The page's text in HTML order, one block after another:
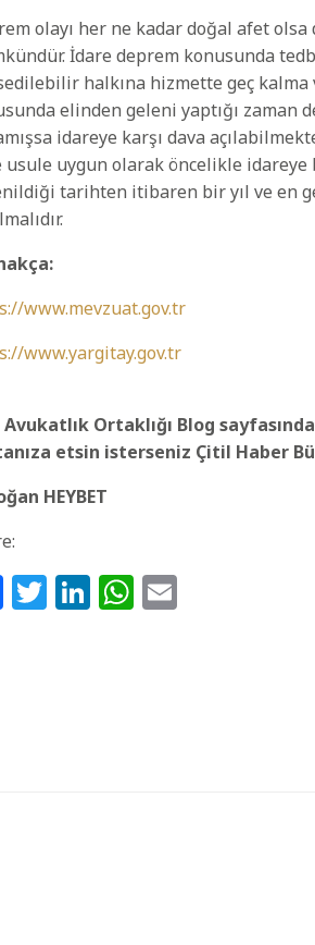
olayı her ne kadar doğal afet
İdare deprem konusunda
halkına hizmette geç
elinden geleni yaptığı
idareye karşı dava
usule uygun olarak öncelikle idareye
tarihten itibaren bir yıl ve en
www.mevzuat.gov.tr
www.yargitay.gov.tr
Ortaklığı Blog
etsin isterseniz Çitil Haber
HEYBET
Facebook
Twitter
LinkedIn
WhatsApp